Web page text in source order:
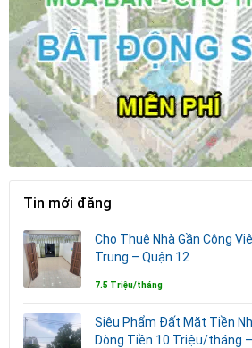
Tin mới đăng
Cho Thuê Nhà Gần Công
Trung – Quận 12
7.5 Triệu/tháng
Siêu Phẩm Đất Mặt Tiền
Dòng Tiền 10 Triệu/tháng